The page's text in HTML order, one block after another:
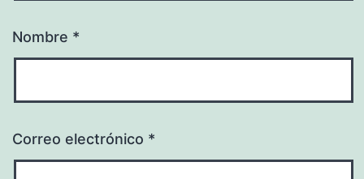
Nombre *
Correo electrónico *